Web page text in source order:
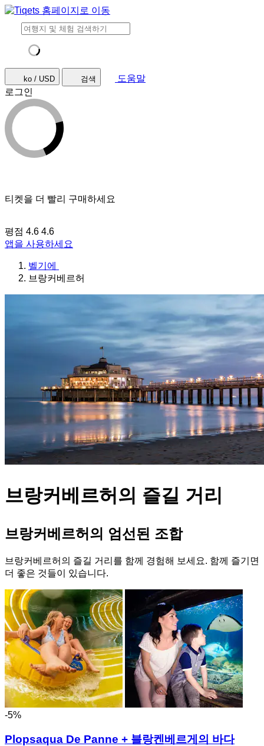
ko / USD 검색
도움말
로그인
티켓을 더 빨리 구매하세요
평점 4.6 4.6
앱을 사용하세요
벨기에
브랑커베르허
브랑커베르허의 즐길 거리
브랑커베르허의 엄선된 조합
브랑커베르허의 즐길 거리를 함께 경험해 보세요. 함께 즐기면
더 좋은 것들이 있습니다.
-5%
Plopsaqua De Panne + 블랑켄베르게의 바다